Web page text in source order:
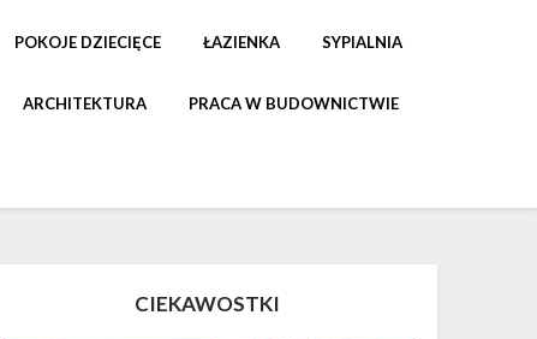
POKOJE DZIECIĘCE ŁAZIENKA SYPIALNIA
ARCHITEKTURA PRACA W BUDOWNICTWIE
CIEKAWOSTKI